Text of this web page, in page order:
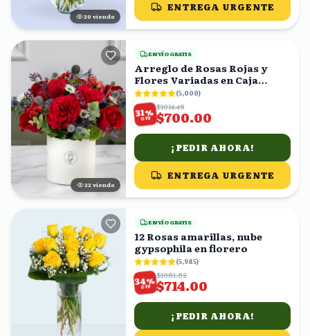
19 viendo
ENTREGA URGENTE
22 viendo
ENVÍO GRATIS
Arreglo de Rosas Rojas y
Flores Variadas en Caja
Blanca
(5,000)
31%
OFF
$1014.49
$700.00
¡PEDIR AHORA!
ENTREGA URGENTE
ENVÍO GRATIS
12 Rosas amarillas, nube
gypsophila en florero
(5,985)
34%
OFF
$1081.82
$714.00
¡PEDIR AHORA!